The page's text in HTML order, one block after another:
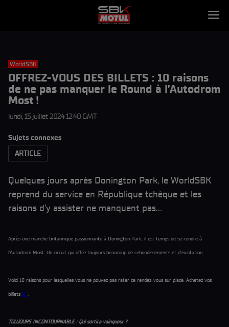
WorldSBK
OFFREZ-VOUS DES BILLETS : 10 raisons
de ne pas manquer le Round à l’Autodrom
Most !
lundi, 15 juillet 2024 12:40 GMT
Sujets connexes
ARTICLE
Quelques jours après Donington Park, le WorldSBK
reprend du service en République tchèque et les
raisons d’y assister ne manquent pas…
Après une manche britannique passionnante à Donington Park, il est temps de se rendre à
l’Autodrom Most. Un circuit qui offre toujours beaucoup de rebondissements et d’excitation.
Voici 10 raisons pour lesquelles vous ne pouvez pas rater ce rendez-vous sur place. Achetez vos
billets ICI.
TOUJOURS INCONTOURNABLE : Qui sortira vainqueur ?